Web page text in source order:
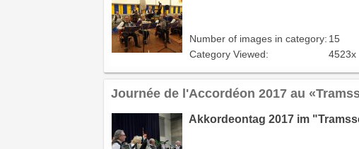
Number of images in category: 15
Category Viewed:
4523x
Journée de l'Accordéon 2017 au
Akkordeontag 2017 im